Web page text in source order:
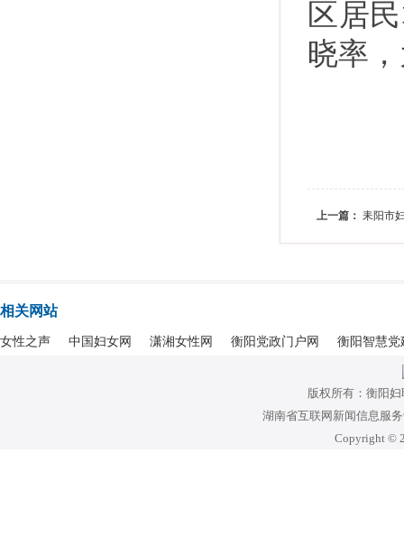
区居
晓率
上一篇： 耒阳市
相关网站
女性之声 中国妇女网 潇湘女性网 衡阳党政门户网 衡阳智慧党
版权所有：衡阳妇
湖南省互联网新闻信息服
Copyright ©